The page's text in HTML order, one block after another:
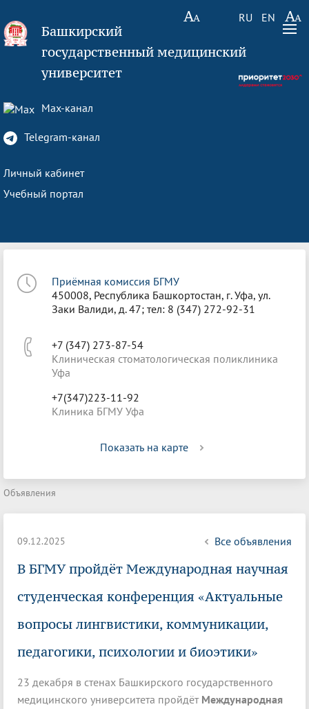
RU EN
Башкирский
государственный медицинский
университет
Max-канал
Telegram-канал
Личный кабинет
Учебный портал
Приёмная комиссия БГМУ
450008, Республика Башкортостан, г. Уфа, ул.
Заки Валиди, д. 47; тел: 8 (347) 272-92-31
+7 (347) 273-87-54
Клиническая стоматологическая поликлиника
Уфа
+7(347)223-11-92
Клиника БГМУ Уфа
Показать на карте
Объявления
09.12.2025 Все объявления
В БГМУ пройдёт Международная научная
студенческая конференция «Актуальные
вопросы лингвистики, коммуникации,
педагогики, психологии и биоэтики»
23 декабря в стенах Башкирского государственного
медицинского университета пройдёт Международная